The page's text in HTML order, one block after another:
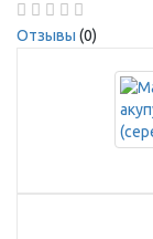
Отзывы (0)